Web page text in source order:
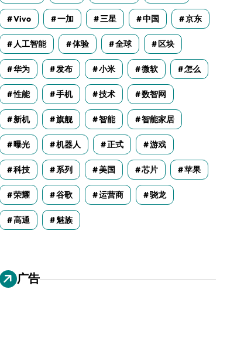
Vivo 一加 三星 中国 京东
人工智能 体验 全球 区块
华为 发布 小米 微软 怎么
性能 手机 技术 数智网
新机 旗舰 智能 智能家居
曝光 机器人 正式 游戏
科技 系列 美国 芯片 苹果
荣耀 谷歌 运营商 骁龙
高通 魅族
广告